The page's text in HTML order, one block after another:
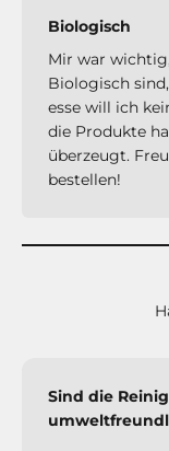
Biologisch
Mir war
Biologisch
esse will ich
die Produkte
überzeugt.
bestellen!
Sind die